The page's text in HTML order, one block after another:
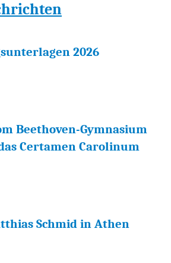
2026
Beethoven-Gymnasium
Certamen Carolinum
Schmid in Athen